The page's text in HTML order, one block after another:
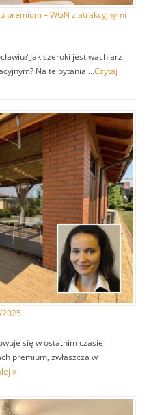
premium – WGN z atrakcyjnymi
Jak szeroki jest wachlarz
Na te pytania …Czytaj
2025
się w ostatnim czasie
premium, zwłaszcza w
»